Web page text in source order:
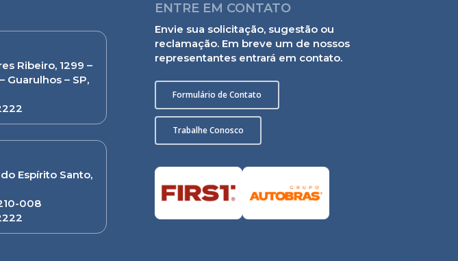
Ribeiro, 1299 –
Guarulhos – SP,
Espírito Santo,
008
ENTRE EM CONTATO
Envie sua solicitação, sugestão ou
reclamação. Em breve um de nossos
representantes entrará em contato.
Formulário de Contato
Trabalhe Conosco